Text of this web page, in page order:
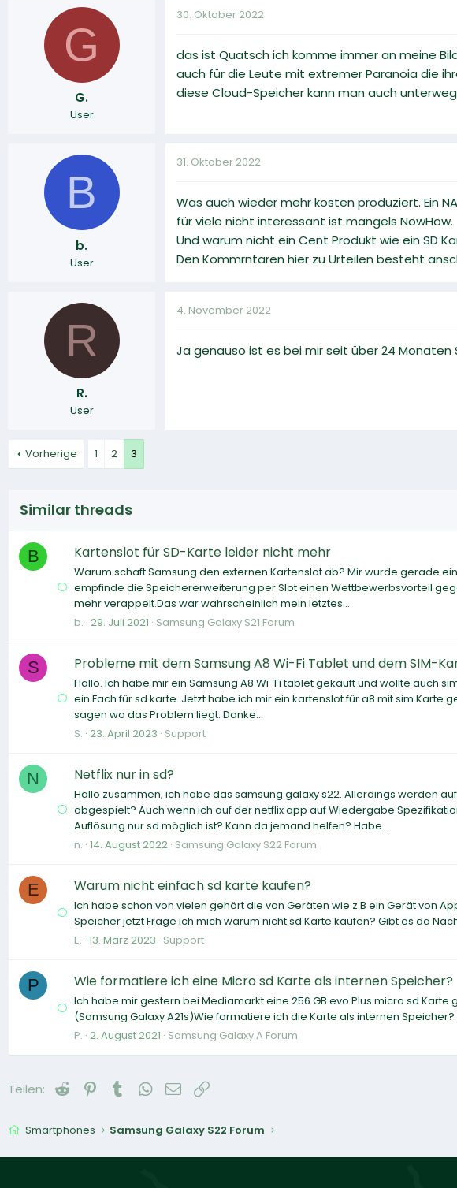
G
G.
User
30. Oktober 2022
das ist Quatsch ich komme immer an meine
auch für die Leute mit extremer Paranoia die
diese Cloud-Speicher kann man auch
B
b.
User
31. Oktober 2022
Was auch wieder mehr kosten produziert. Ein
für viele nicht interessant ist mangels NowHow.
Und warum nicht ein Cent Produkt wie ein SD
Den Kommrntaren hier zu Urteilen besteht
R
R.
User
4. November 2022
Ja genauso ist es bei mir seit über 24 Monaten
Vorherige 1 2 3
Similar threads
B Kartenslot für SD-Karte leider nicht mehr
Warum schaft Samsung den externen Kartenslot ab? Mir wurde gerade
empfinde die Speichererweiterung per Slot einen Wettbewerbsvorteil
mehr verappelt.Das war wahrscheinlich mein letztes...
b. 29. Juli 2021 Samsung Galaxy S21 Forum
S Probleme mit dem Samsung A8 Wi-Fi Tablet und dem SIM-
Hallo. Ich habe mir ein Samsung A8 Wi-Fi tablet gekauft und wollte auch
ein Fach für sd karte. Jetzt habe ich mir ein kartenslot für a8 mit sim Karte
sagen wo das Problem liegt. Danke...
S. 23. April 2023 Support
N Netflix nur in sd?
Hallo zusammen, ich habe das samsung galaxy s22. Allerdings werden
abgespielt? Auch wenn ich auf der netflix app auf Wiedergabe
Auflösung nur sd möglich ist? Kann da jemand helfen? Habe...
n. 14. August 2022 Samsung Galaxy S22 Forum
E Warum nicht einfach sd karte kaufen?
Ich habe schon von vielen gehört die von Geräten wie z.B ein Gerät von
Speicher jetzt Frage ich mich warum nicht sd Karte kaufen? Gibt es da
E. 13. März 2023 Support
P Wie formatiere ich eine Micro sd Karte als internen Speicher?
Ich habe mir gestern bei Mediamarkt eine 256 GB evo Plus micro sd
(Samsung Galaxy A21s)Wie formatiere ich die Karte als internen Speicher?
P. 2. August 2021 Samsung Galaxy A Forum
Teilen: Reddit PinterestTumblrWhatsApp
E-Mail
Smartphones Samsung Galaxy S22 Forum